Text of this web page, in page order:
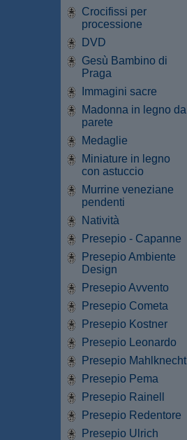
Crocifissi per
processione
DVD
Gesù Bambino di
Praga
Immagini sacre
Madonna in legno da
parete
Medaglie
Miniature in legno
con astuccio
Murrine veneziane
pendenti
Natività
Presepio - Capanne
Presepio Ambiente
Design
Presepio Avvento
Presepio Cometa
Presepio Kostner
Presepio Leonardo
Presepio Mahlknecht
Presepio Pema
Presepio Rainell
Presepio Redentore
Presepio Ulrich